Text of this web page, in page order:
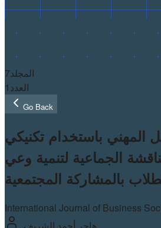
7المجلد
1العدد
Go Back
المهني باستخدام تكنيكي
الجماعية لتنمية وعي
بالمشاركة المجتمعية
International Journal of Business
. هاجر أحمد الشريف